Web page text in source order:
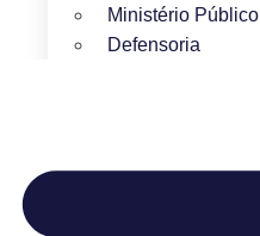
Ministério Público
Defensoria